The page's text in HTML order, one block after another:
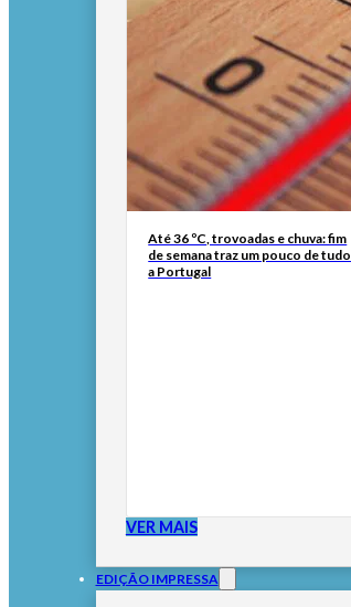
Até 36 ºC, trovoadas e chuva: fim
de semana traz um pouco de tudo
a Portugal
VER MAIS
EDIÇÃO IMPRESSA